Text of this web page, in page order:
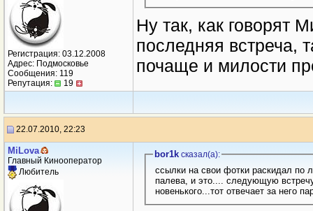
Регистрация: 03.12.2008
Адрес: Подмосковье
Сообщения: 119
Репутация:
19
Ну так, как говорят
последняя встреча,
почаще и милости
22.07.2010, 22:23
MiLova
Главный Кинооператор
Любитель
bor1kсказал(a):
ссылки на свои фотки раскидал по
палева, и это.... следующую
новенького...тот отвечает за него